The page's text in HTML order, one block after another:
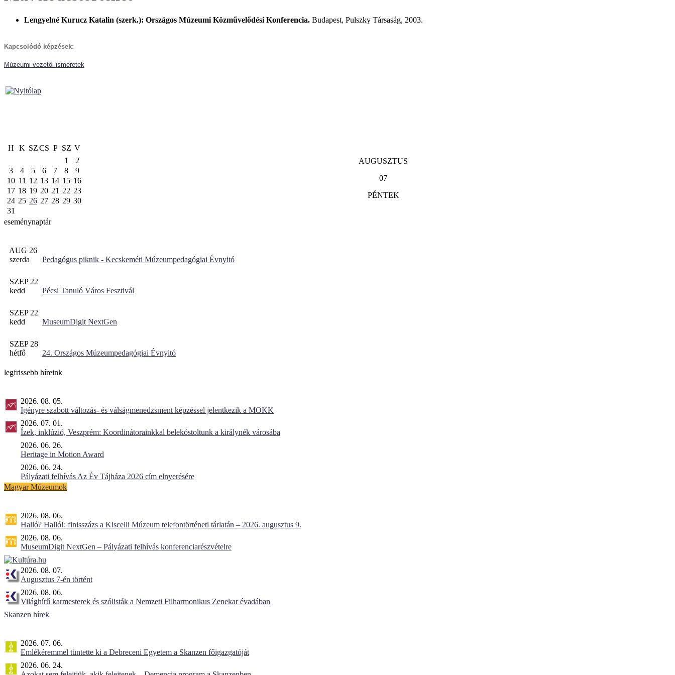
Lengyelné Kurucz Katalin (szerk.): Országos Múzeumi Közművelődési Konferencia. Budapest, Pulszky Társaság, 2003.
Kapcsolódó képzések:
Múzeumi vezetői ismeretek
H K SZCS P SZ V
1
2
3
4 5 6 7 8
9
10 11 12 13 14 15 16
17 18 19 20 21 22 23
24 25 26 27 28 29 30
31
AUGUSZTUS
07
PÉNTEK
eseménynaptár
AUG 26
szerda
Pedagógus piknik - Kecskeméti Múzeumpedagógiai Évnyitó
SZEP 22
kedd
Pécsi Tanuló Város Fesztivál
SZEP 22
kedd
MuseumDigit NextGen
SZEP 28
hétfő
24. Országos Múzeumpedagógiai Évnyitó
legfrissebb híreink
2026. 08. 05.
Igényre szabott változás- és válságmenedzsment képzéssel jelentkezik a MOKK
2026. 07. 01.
Ízek, inklúzió, Veszprém: Koordinátorainkkal belekóstoltunk a királynék városába
2026. 06. 26.
Heritage in Motion Award
2026. 06. 24.
Pályázati felhívás Az Év Tájháza 2026 cím elnyerésére
Magyar Múzeumok
2026. 08. 06.
Halló? Halló!: finisszázs a Kiscelli Múzeum telefontörténeti tárlatán – 2026. augusztus 9.
2026. 08. 06.
MuseumDigit NextGen – Pályázati felhívás konferenciarészvételre
2026. 08. 07.
Augusztus 7-én történt
2026. 08. 06.
Világhírű karmesterek és szólisták a Nemzeti Filharmonikus Zenekar évadában
Skanzen hírek
2026. 07. 06.
Emlékéremmel tüntette ki a Debreceni Egyetem a Skanzen főigazgatóját
2026. 06. 24.